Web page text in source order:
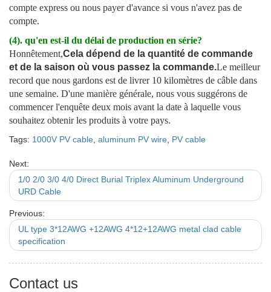
compte express ou nous payer d'avance si vous n'avez pas de
compte.
(4). qu'en est-il du délai de production en série?
Honnêtement,Cela dépend de la quantité de commande
et de la saison où vous passez la commande.Le meilleur
record que nous gardons est de livrer 10 kilomètres de câble dans
une semaine. D'une manière générale, nous vous suggérons de
commencer l'enquête deux mois avant la date à laquelle vous
souhaitez obtenir les produits à votre pays.
Tags: 1000V PV cable aluminum PV wire PV cable
Next:
1/0 2/0 3/0 4/0 Direct Burial Triplex Aluminum Underground
URD Cable
Previous:
UL type 3*12AWG +12AWG 4*12+12AWG metal clad cable
specification
Contact us